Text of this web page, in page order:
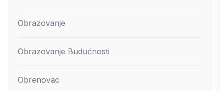
Obrazovanje
Obrazovanje Budućnosti
Obrenovac